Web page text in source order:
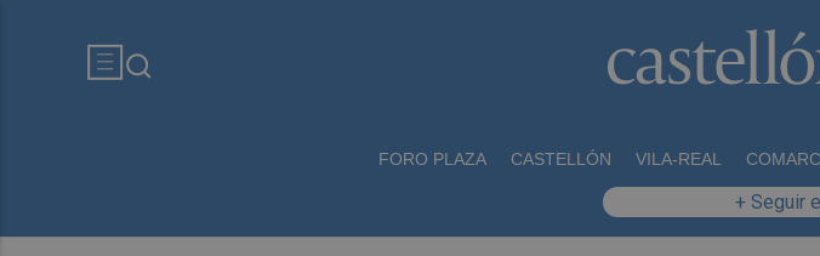
FORO PLAZA CASTELLÓN VILA-REAL
+ Seguir